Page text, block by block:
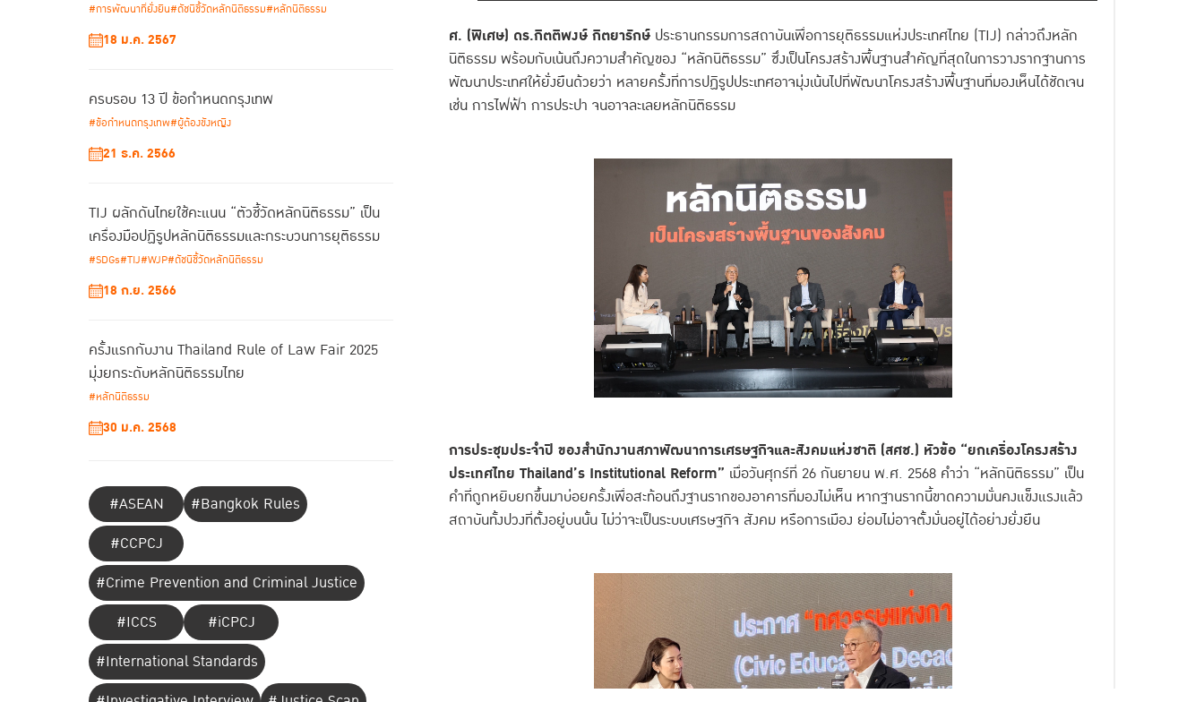
ศ. (พิเศษ) ดร.กิตติพงษ์ กิตยารักษ์ ประธานกรรมการสถาบันเพื่อการยุติธรรมแห่งประเทศไทย (TIJ) กล่าวถึงหลัก
นิติธรรม พร้อมกับเน้นถึงความสำคัญของ “หลักนิติธรรม” ซึ่งเป็นโครงสร้างพื้นฐานสำคัญที่สุดในการวางรากฐานการ
พัฒนาประเทศให้ยั่งยืนด้วยว่า หลายครั้งที่การปฏิรูปประเทศอาจมุ่งเน้นไปที่พัฒนาโครงสร้างพื้นฐานที่มองเห็นได้ชัดเจน
เช่น การไฟฟ้า การประปา จนอาจละเลยหลักนิติธรรม
การประชุมประจำปี ของสำนักงานสภาพัฒนาการเศรษฐกิจและสังคมแห่งชาติ (สศช.) หัวข้อ “ยกเครื่องโครงสร้าง
ประเทศไทย Thailand’s Institutional Reform” เมื่อวันศุกร์ที่ 26 กันยายน พ.ศ. 2568 คำว่า “หลักนิติธรรม” เป็น
คำที่ถูกหยิบยกขึ้นมาบ่อยครั้งเพื่อสะท้อนถึงฐานรากของอาคารที่มองไม่เห็น หากฐานรากนี้ขาดความมั่นคงแข็งแรงแล้ว
สถาบันทั้งปวงที่ตั้งอยู่บนนั้น ไม่ว่าจะเป็นระบบเศรษฐกิจ สังคม หรือการเมือง ย่อมไม่อาจตั้งมั่นอยู่ได้อย่างยั่งยืน
#การพัฒนาที่ยั่งยืน#ดัชนีชี้วัดหลักนิติธรรม#หลักนิติธรรม
18 ม.ค. 2567
ครบรอบ 13 ปี ข้อกำหนดกรุงเทพ
#ข้อกำหนดกรุงเทพ#ผู้ต้องขังหญิง
21 ธ.ค. 2566
TIJ ผลักดันไทยใช้คะแนน “ตัวชี้วัดหลักนิติธรรม” เป็น
เครื่องมือปฏิรูปหลักนิติธรรมและกระบวนการยุติธรรม
#SDGs#TIJ#WJP#ดัชนีชี้วัดหลักนิติธรรม
18 ก.ย. 2566
ครั้งแรกกับงาน Thailand Rule of Law Fair 2025
มุ่งยกระดับหลักนิติธรรมไทย
#หลักนิติธรรม
30 ม.ค. 2568
#ASEAN
#Bangkok Rules
#CCPCJ
#Crime Prevention and Criminal Justice
#ICCS
#iCPCJ
#International Standards